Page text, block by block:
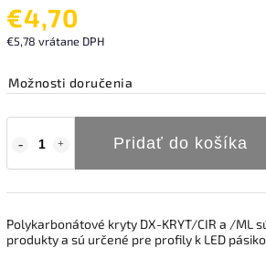
€4,70
€5,78 vrátane DPH
Možnosti doručenia
Pridať do košíka
Polykarbonátové kryty DX-KRYT/CIR a /ML
produkty a sú určené pre profily k LED